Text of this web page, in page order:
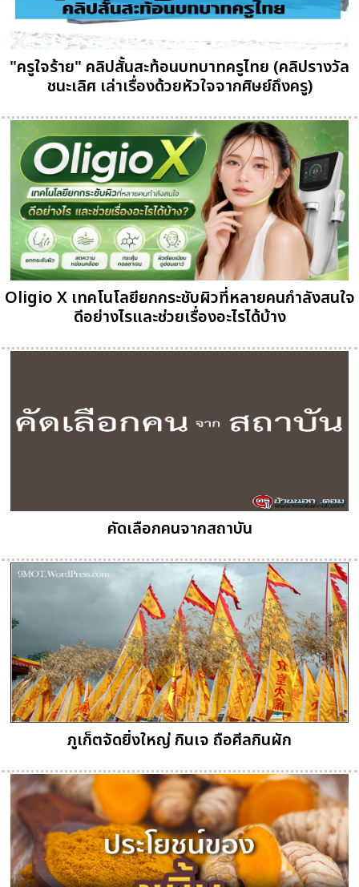
"ครูใจร้าย" คลิปสั้นสะท้อนบทบาทครูไทย (คลิปรางวัล
ชนะเลิศ เล่าเรื่องด้วยหัวใจจากศิษย์ถึงครู)
Oligio X เทคโนโลยียกกระชับผิวที่หลายคนกำลังสนใจ
ดีอย่างไรและช่วยเรื่องอะไรได้บ้าง
คัดเลือกคนจากสถาบัน
ภูเก็ตจัดยิ่งใหญ่ กินเจ ถือศีลกินผัก